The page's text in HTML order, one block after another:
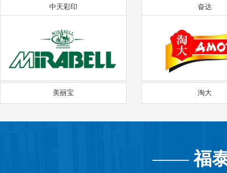
中天彩印 奋达
美丽宝 淘大
——福